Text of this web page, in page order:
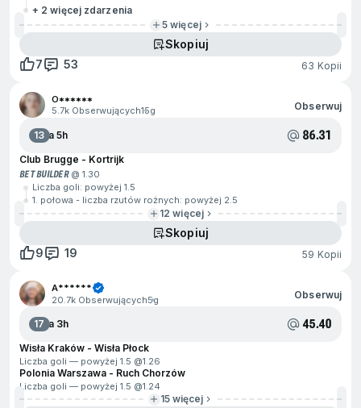
+ 2 więcej zdarzenia
5 więcej
Skopiuj
7
53 63 Kopii
O******
5.7k Obserwujących15g Obserwuj
13Za 5h 86.31
Club Brugge - Kortrijk
BET BUILDER@ 1.30
Liczba goli: powyżej 1.5
1. połowa - liczba rzutów rożnych: powyżej 2.5
12 więcej
Skopiuj
9
19 59 Kopii
A******
20.7k Obserwujących5g Obserwuj
17Za 3h 45.40
Wisła Kraków - Wisła Płock
Liczba goli — powyżej 1.5 @1.26
Polonia Warszawa - Ruch Chorzów
Liczba goli — powyżej 1.5 @1.24
15 więcej